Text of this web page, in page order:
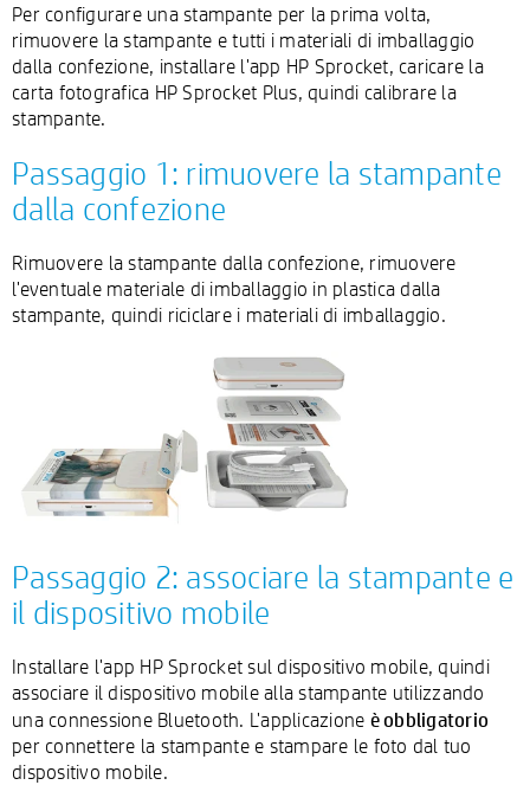
Per configurare una stampante per la prima volta,
rimuovere la stampante e tutti i materiali di imballaggio
dalla confezione, installare l'app HP Sprocket, caricare la
carta fotografica HP Sprocket Plus, quindi calibrare la
stampante.
Passaggio 1: rimuovere la stampante
dalla confezione
Rimuovere la stampante dalla confezione, rimuovere
l'eventuale materiale di imballaggio in plastica dalla
stampante, quindi riciclare i materiali di imballaggio.
Passaggio 2: associare la stampante e
il dispositivo mobile
Installare l'app HP Sprocket sul dispositivo mobile, quindi
associare il dispositivo mobile alla stampante utilizzando
una connessione Bluetooth. L'applicazione è obbligatorio
per connettere la stampante e stampare le foto dal tuo
dispositivo mobile.